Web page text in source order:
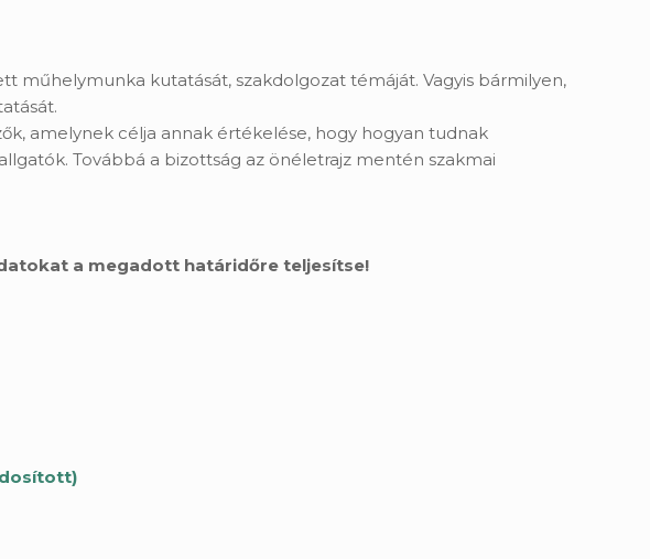
műhelymunka kutatását, szakdolgozat témáját. Vagyis bármilyen,
amelynek célja annak értékelése, hogy hogyan tudnak
Továbbá a bizottság az önéletrajz mentén szakmai
a megadott határidőre teljesítse!